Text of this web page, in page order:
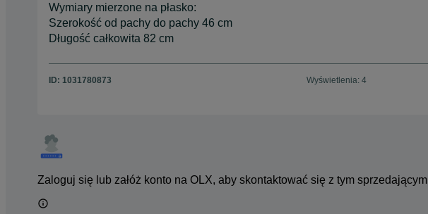
Wymiary mierzone na płasko:
Szerokość od pachy do pachy 46 cm
Długość całkowita 82 cm
ID: 1031780873 Wyświetlenia: 4
Zaloguj się lub załóż konto na OLX, aby skontaktować się z tym sprzedającym